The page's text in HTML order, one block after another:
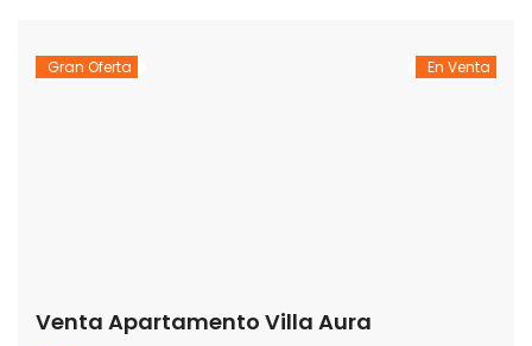
Gran Oferta En Venta
Venta Apartamento Villa Aura